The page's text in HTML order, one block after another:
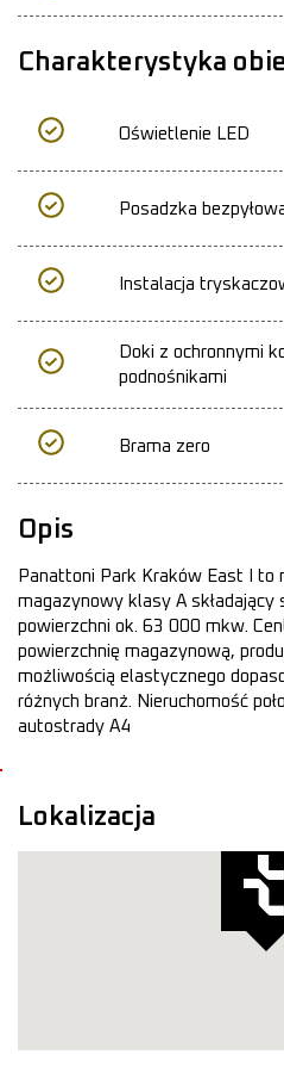
Charakterystyka
Oświetlenie LED
Posadzka
Instalacja
Doki z ochronnymi
podnośnikami
Brama zero
Opis
Panattoni Park Kraków East I to
magazynowy klasy A składający
powierzchni ok. 63 000 mkw.
powierzchnię magazynową,
możliwością elastycznego
różnych branż. Nieruchomość
autostrady A4
Lokalizacja